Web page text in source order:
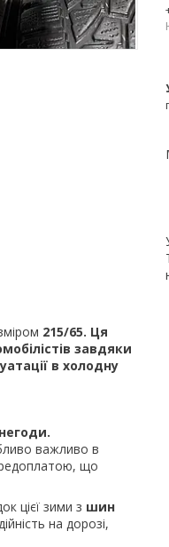
215/65. Ця
завдяки
в холодну
важливо в
що
цієї зими з шин
на дорозі,